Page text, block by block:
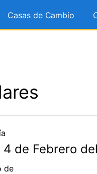
Casas de Cambio
4 de Febrero
de